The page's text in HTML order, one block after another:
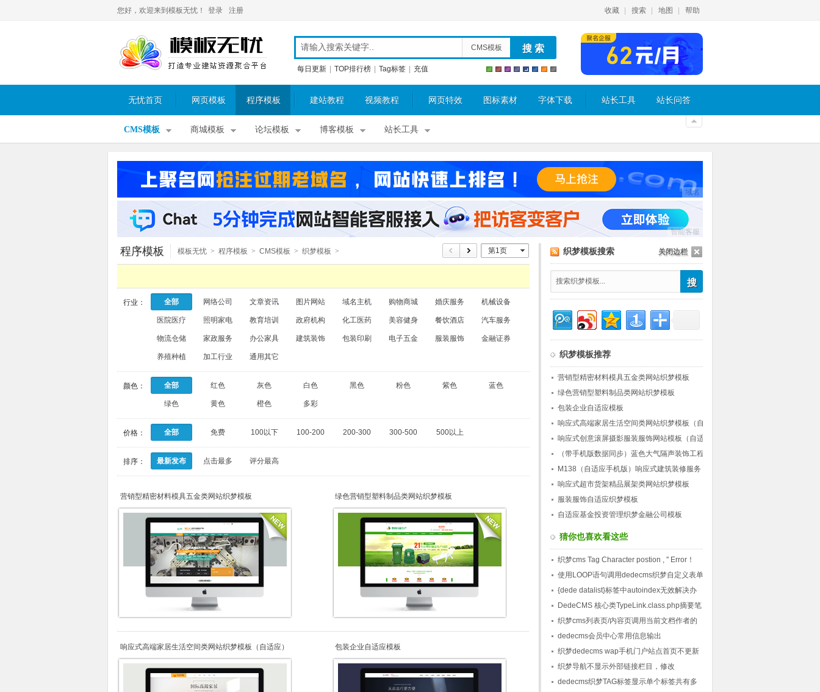
您好，欢迎来到模板无忧！ 登录 注册 收藏 搜索 地图 帮助
CMS模板
每日更新 TOP排行榜 Tag标签 充值
无忧首页 网页模板 程序模板 建站教程 视频教程 网页特效 图标素材 字体下载 站长工具 站长问答
CMS模板 商城模板 论坛模板 博客模板 站长工具
域名
智能客服
关闭边栏
程序模板 模板无忧 > 程序模板 > CMS模板 > 织梦模板 > 第1页
行业： 全部 网络公司 文章资讯 图片网站 域名主机 购物商城 婚庆服务 机械设备
医院医疗 照明家电 教育培训 政府机构 化工医药 美容健身 餐饮酒店 汽车服务
物流仓储 家政服务 办公家具 建筑装饰 包装印刷 电子五金 服装服饰 金融证券
养殖种植 加工行业 通用其它
颜色： 全部 红色 灰色 白色 黑色 粉色 紫色 蓝色
绿色 黄色 橙色 多彩
价格： 全部 免费 100以下 100-200 200-300 300-500 500以上
排序： 最新发布 点击最多 评分最高
营销型精密材料模具五金类网站织梦模板 绿色营销型塑料制品类网站织梦模板
响应式高端家居生活空间类网站织梦模板（自适应） 包装企业自适应模板
织梦模板搜索
织梦模板推荐
营销型精密材料模具五金类网站织梦模板
绿色营销型塑料制品类网站织梦模板
包装企业自适应模板
响应式高端家居生活空间类网站织梦模板（自
适应）
响应式创意滚屏摄影服装服饰网站模板（自适
应）
（带手机版数据同步）蓝色大气隔声装饰工程
公司类网站织梦模板 营销型工程装饰网站源
码下载
M138（自适应手机版）响应式建筑装修服务
公司网站织梦模板 HTML5建筑行业企业网站
源码下载
响应式超市货架精品展架类网站织梦模板
服装服饰自适应织梦模板
自适应基金投资管理织梦金融公司模板
猜你也喜欢看这些
织梦cms Tag Character postion , '' Error！
使用LOOP语句调用dedecms织梦自定义表单
内容的方法
{dede datalist}标签中autoindex无效解决办
法
DedeCMS 核心类TypeLink.class.php摘要笔
记
织梦cms列表页/内容页调用当前文档作者的
会员头像的方法
dedecms会员中心常用信息输出
织梦dedecms wap手机门户站点首页不更新
的解决方法
织梦导航不显示外部链接栏目，修改
channelartlist标签方法
dedecms织梦TAG标签显示单个标签共有多